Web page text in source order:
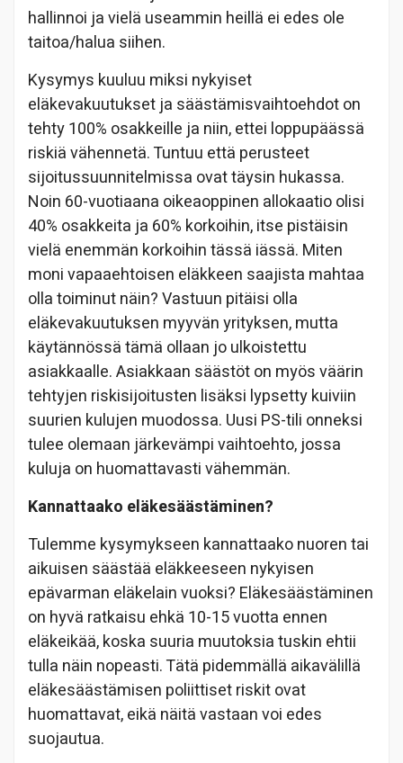
hallinnoi ja vielä useammin heillä ei edes ole
taitoa/halua siihen.
Kysymys kuuluu miksi nykyiset
eläkevakuutukset ja säästämisvaihtoehdot on
tehty 100% osakkeille ja niin, ettei loppupäässä
riskiä vähennetä. Tuntuu että perusteet
sijoitussuunnitelmissa ovat täysin hukassa.
Noin 60-vuotiaana oikeaoppinen allokaatio olisi
40% osakkeita ja 60% korkoihin, itse pistäisin
vielä enemmän korkoihin tässä iässä. Miten
moni vapaaehtoisen eläkkeen saajista mahtaa
olla toiminut näin? Vastuun pitäisi olla
eläkevakuutuksen myyvän yrityksen, mutta
käytännössä tämä ollaan jo ulkoistettu
asiakkaalle. Asiakkaan säästöt on myös väärin
tehtyjen riskisijoitusten lisäksi lypsetty kuiviin
suurien kulujen muodossa. Uusi PS-tili onneksi
tulee olemaan järkevämpi vaihtoehto, jossa
kuluja on huomattavasti vähemmän.
Kannattaako eläkesäästäminen?
Tulemme kysymykseen kannattaako nuoren tai
aikuisen säästää eläkkeeseen nykyisen
epävarman eläkelain vuoksi? Eläkesäästäminen
on hyvä ratkaisu ehkä 10-15 vuotta ennen
eläkeikää, koska suuria muutoksia tuskin ehtii
tulla näin nopeasti. Tätä pidemmällä aikavälillä
eläkesäästämisen poliittiset riskit ovat
huomattavat, eikä näitä vastaan voi edes
suojautua.